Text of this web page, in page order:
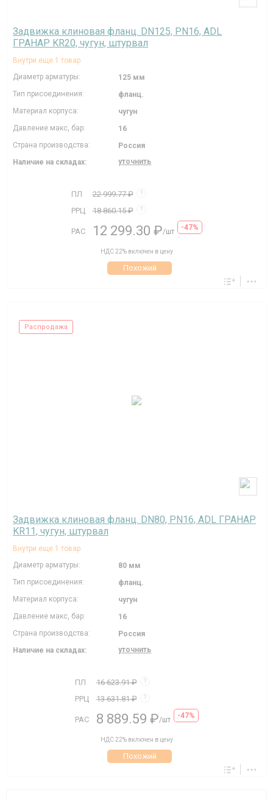
Задвижка клиновая фланц. DN125, PN16, ADL
ГРАНАР KR20, чугун, штурвал
Внутри еще 1 товар
Диаметр арматуры:
125 мм
Тип присоединения:
фланц.
Материал корпуса:
чугун
Давление макc, бар:
16
Страна производства:
Россия
Наличие на складах:
уточнить
ПЛ 22 999.77 ₽ ?
РРЦ 18 860.15 ₽ ?
РАС 12 299.30 ₽/шт -47%
НДС 22% включен в цену
Похожий
Распродажа
Задвижка клиновая фланц. DN80, PN16, ADL ГРАНАР
KR11, чугун, штурвал
Внутри еще 1 товар
Диаметр арматуры:
80 мм
Тип присоединения:
фланц.
Материал корпуса:
чугун
Давление макc, бар:
16
Страна производства:
Россия
Наличие на складах:
уточнить
ПЛ 16 623.91 ₽ ?
РРЦ 13 631.81 ₽ ?
РАС 8 889.59 ₽/шт -47%
НДС 22% включен в цену
Похожий